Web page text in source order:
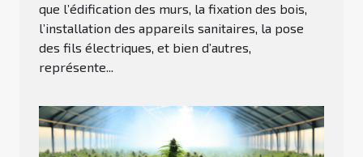
que l’édification des murs, la fixation des bois,
l’installation des appareils sanitaires, la pose
des fils électriques, et bien d’autres,
représente...